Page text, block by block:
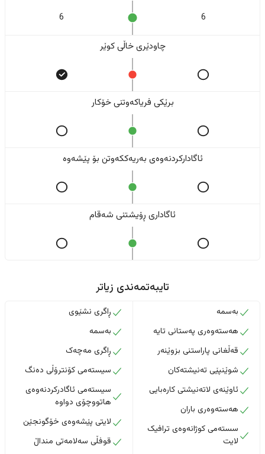
6
6
چاودێری خاڵی کوێر
برێکی فریاکەوتنی خۆکار
ئاگادارکردنەوەی بەریەککەوتن بۆ پێشەوە
ئاگاداری ڕۆیشتنی شەقام
تایبەتمەندی زیاتر
بەسمە
هەستەوەری پەستانی تایە
قەڵغانی پاراستنی بزوێنەر
شوێنپێی تەنیشتەکان
ئاوێنەی لاتەنیشتی کارەبایی
هەستەوەری باران
سستەمی کوژانەوەی ترافیک
لایت
ڕاگری نشێوی
بەسمە
ڕاگری مەچەک
سیستەمی کۆنترۆڵی دەنگ
سیستەمی ئاگادرکردنەوەی
هاتووچۆی دواوە
لایتی پێشەوەی خۆگونجێن
قوفڵی سەلامەتی منداڵ